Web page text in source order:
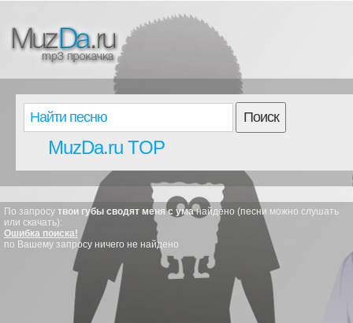
Поиск
MuzDa.ru TOP
По запросу твои губы сводят меня с уманайдено (песни можно слушать
или скачать):
Ошибка поиска!
по Вашему запросу ничего не найдено